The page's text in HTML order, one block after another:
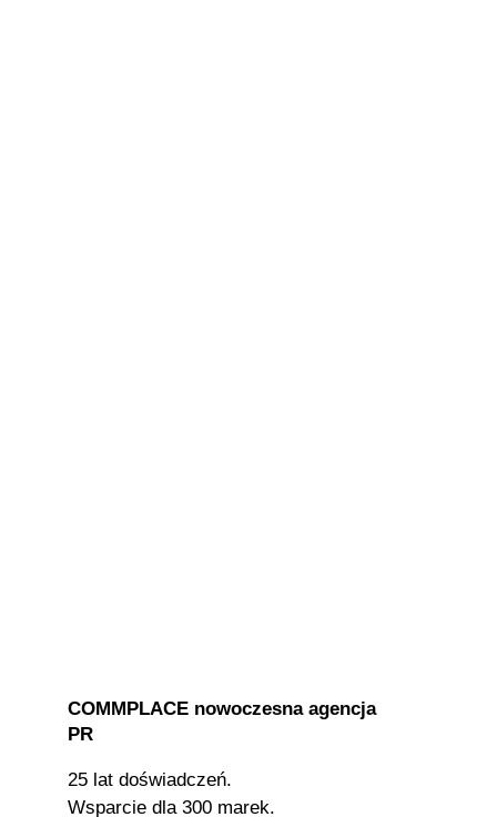
COMMPLACE nowoczesna agencja
PR
25 lat doświadczeń.
Wsparcie dla 300 marek.